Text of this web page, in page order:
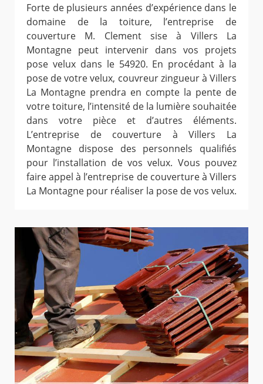
Forte de plusieurs années d’expérience dans le
domaine de la toiture, l’entreprise de
couverture M. Clement sise à Villers La
Montagne peut intervenir dans vos projets
pose velux dans le 54920. En procédant à la
pose de votre velux, couvreur zingueur à Villers
La Montagne prendra en compte la pente de
votre toiture, l’intensité de la lumière souhaitée
dans votre pièce et d’autres éléments.
L’entreprise de couverture à Villers La
Montagne dispose des personnels qualifiés
pour l’installation de vos velux. Vous pouvez
faire appel à l’entreprise de couverture à Villers
La Montagne pour réaliser la pose de vos velux.